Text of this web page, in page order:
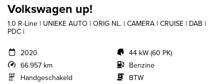
Volkswagen up!
1.0 R-Line | UNIEKE AUTO | ORIG NL. | CAMERA | CRUISE | DAB |
PDC |
2020
66.957 km
Handgeschakeld
44 kW (60 PK)
Benzine
BTW